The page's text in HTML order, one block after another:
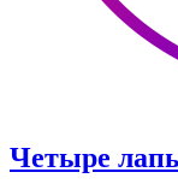
Четыре